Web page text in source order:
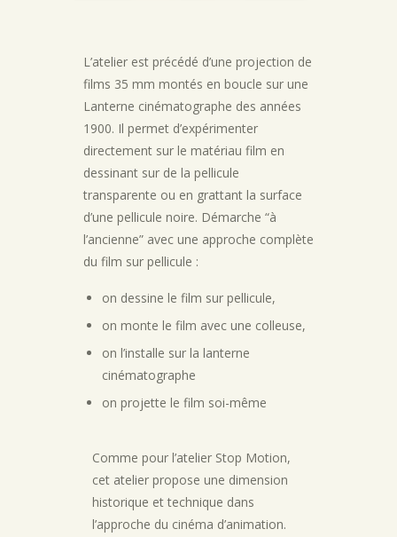
L’atelier est précédé d’une projection de
films 35 mm montés en boucle sur une
Lanterne cinématographe des années
1900. Il permet d’expérimenter
directement sur le matériau film en
dessinant sur de la pellicule
transparente ou en grattant la surface
d’une pellicule noire. Démarche “à
l’ancienne” avec une approche complète
du film sur pellicule :
on dessine le film sur pellicule,
on monte le film avec une colleuse,
on l’installe sur la lanterne
cinématographe
on projette le film soi-même
Comme pour l’atelier Stop Motion,
cet atelier propose une dimension
historique et technique dans
l’approche du cinéma d’animation.